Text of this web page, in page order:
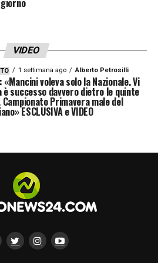
VIDEO
1 settimana ago Alberto Petrosilli
voleva solo la Nazionale. Vi
è successo davvero dietro le quinte
Campionato Primavera male del
ESCLUSIVA e VIDEO